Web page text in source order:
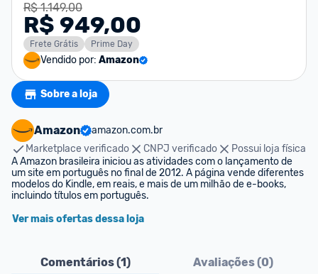
R$ 1.149,00
R$ 949,00
Frete Grátis Prime Day
Vendido por: Amazon
Sobre a loja
Amazon
amazon.com.br
Marketplace verificado
CNPJ verificado
Possui loja física
A Amazon brasileira iniciou as atividades com o lançamento de
um site em português no final de 2012. A página vende diferentes
modelos do Kindle, em reais, e mais de um milhão de e-books,
incluindo títulos em português.
Ver mais ofertas dessa loja
Comentários (1) Avaliações (0)